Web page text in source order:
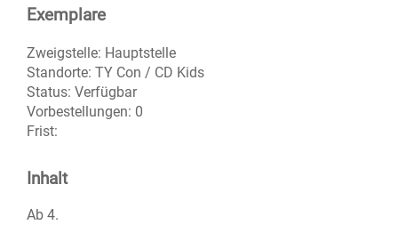
Exemplare
Zweigstelle: Hauptstelle
Standorte: TY Con / CD Kids
Status: Verfügbar
Vorbestellungen: 0
Frist:
Inhalt
Ab 4.